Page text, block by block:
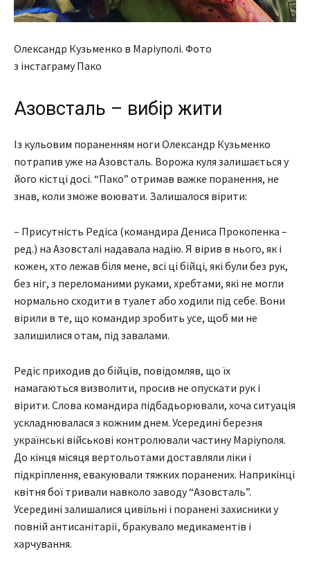
Олександр Кузьменко в Маріуполі. Фото
з інстаграму Пако
Азовсталь – вибір жити
Із кульовим пораненням ноги Олександр Кузьменко
потрапив уже на Азовсталь. Ворожа куля залишається у
його кістці досі. “Пако” отримав важке поранення, не
знав, коли зможе воювати. Залишалося вірити:
– Присутність Редіса (командира Дениса Прокопенка –
ред.) на Азовсталі надавала надію. Я вірив в нього, як і
кожен, хто лежав біля мене, всі ці бійці, які були без рук,
без ніг, з переломаними руками, хребтами, які не могли
нормально сходити в туалет або ходили під себе. Вони
вірили в те, що командир зробить усе, щоб ми не
залишилися отам, під завалами.
Редіс приходив до бійців, повідомляв, що їх
намагаються визволити, просив не опускати рук і
вірити. Слова командира підбадьорювали, хоча ситуація
ускладнювалася з кожним днем. Усередині березня
українські військові контролювали частину Маріуполя.
До кінця місяця вертольотами доставляли ліки і
підкріплення, евакуювали тяжких поранених. Наприкінці
квітня бої тривали навколо заводу “Азовсталь”.
Усередині залишалися цивільні і поранені захисники у
повній антисанітарії, бракувало медикаментів і
харчування.